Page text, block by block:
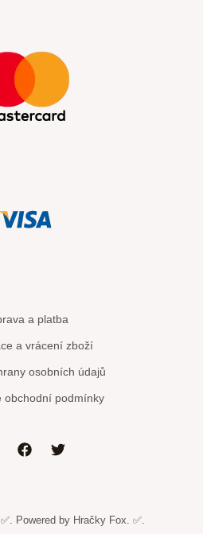
a platba
a vrácení zboží
osobních údajů
obchodní podmínky
Powered by Hračky Fox. ✅.